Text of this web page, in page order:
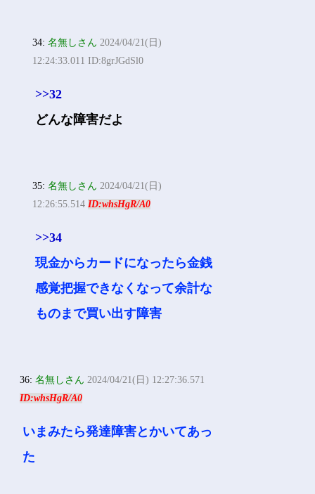
34:名無しさん 2024/04/21(日)
12:24:33.011 ID:8grJGdSl0
>>32
どんな障害だよ
35:名無しさん 2024/04/21(日)
12:26:55.514ID:whsHgR/A0
>>34
現金からカードになったら金銭
感覚把握できなくなって余計な
ものまで買い出す障害
36:名無しさん 2024/04/21(日) 12:27:36.571
ID:whsHgR/A0
いまみたら発達障害とかいてあっ
た